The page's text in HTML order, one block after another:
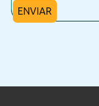
ENVIAR